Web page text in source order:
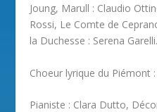
Joung, Marull : Claudio
Rossi, Le Comte de
la Duchesse : Serena Garelli.
Choeur lyrique du Piémont
Pianiste : Clara Dutto,